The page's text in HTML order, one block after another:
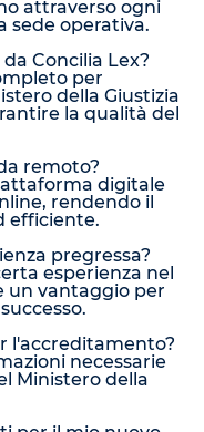
attraverso ogni
sede operativa.
Concilia Lex?
per
della Giustizia
la qualità del
remoto?
digitale
rendendo il
efficiente.
pregressa?
esperienza nel
un vantaggio per
l'accreditamento?
necessarie
Ministero della